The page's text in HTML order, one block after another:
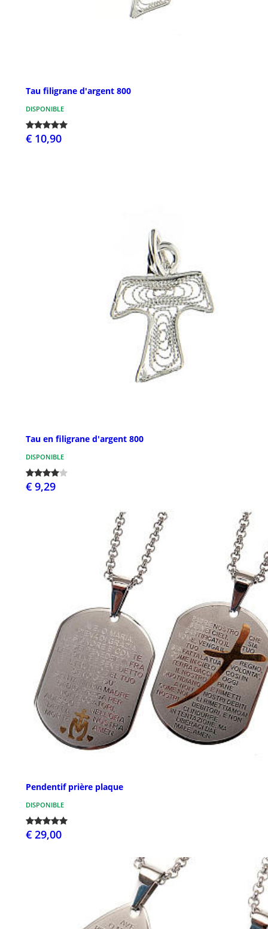
Tau filigrane d'argent 800
DISPONIBLE
€ 10,90
Tau en filigrane d'argent 800
DISPONIBLE
€ 9,29
Pendentif prière plaque
DISPONIBLE
€ 29,00